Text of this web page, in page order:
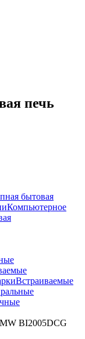
печь
бытовая
Компьютерное
Встраиваемые
BI2005DCG